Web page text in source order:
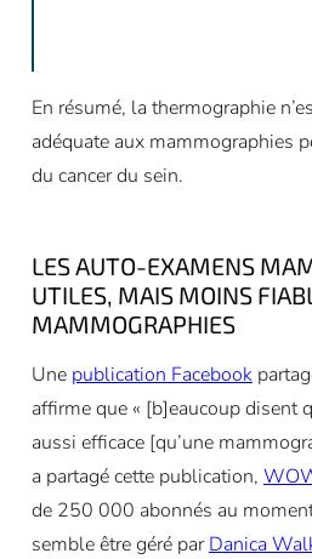
En résumé, la thermographie
adéquate aux mammographies
du cancer du sein.
LES AUTO-EXAMENS
UTILES, MAIS MOINS
MAMMOGRAPHIES
Une publication Facebook
affirme que « [b]eaucoup disent
aussi efficace [qu’une
a partagé cette publication,
de 250 000 abonnés au
semble être géré parDanica